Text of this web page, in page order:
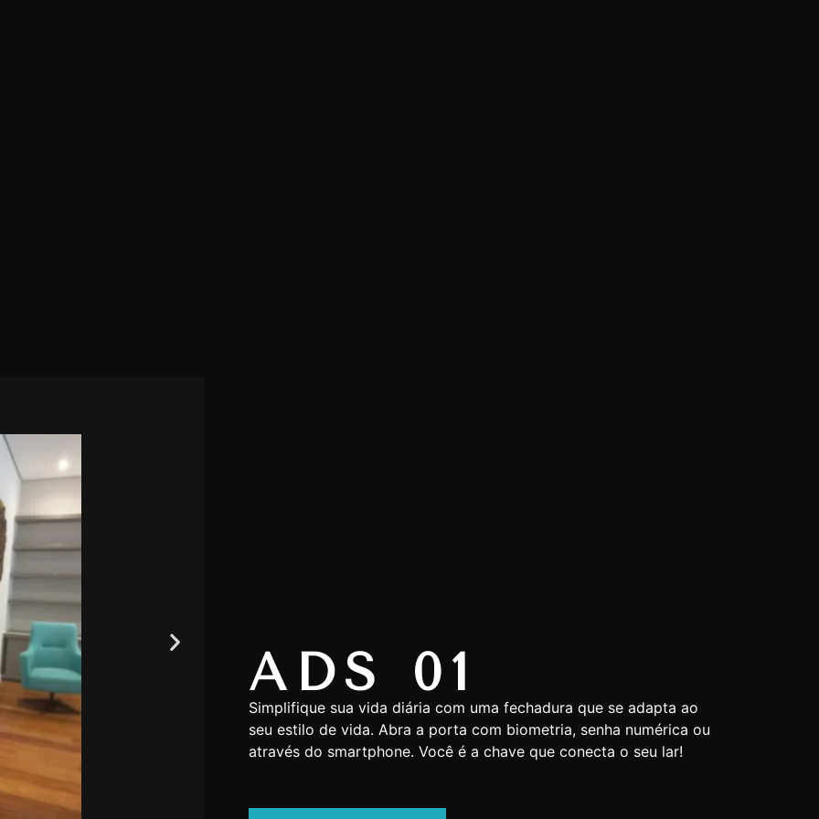
ADS 01
Simplifique sua vida diária com uma fechadura que se adapta ao
seu estilo de vida. Abra a porta com biometria, senha numérica ou
através do smartphone. Você é a chave que conecta o seu lar!